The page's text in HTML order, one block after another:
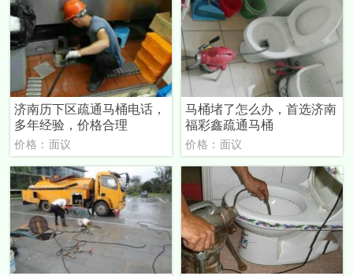
济南历下区疏通马桶电话，
多年经验，价格合理
价格：面议
马桶堵了怎么办，首选济南
福彩鑫疏通马桶
价格：面议